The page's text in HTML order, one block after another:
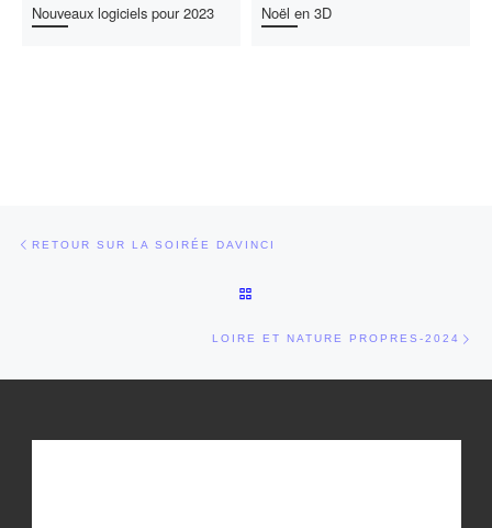
Nouveaux logiciels pour 2023 Noël en 3D
Parcourir les articles
RETOUR SUR LA SOIRÉE DAVINCI
LOIRE ET NATURE PROPRES-2024